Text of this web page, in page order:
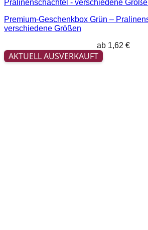
Premium-Geschenkbox Grün –
verschiedene Größen
ab 1,62€
AKTUELL AUSVERKAUFT